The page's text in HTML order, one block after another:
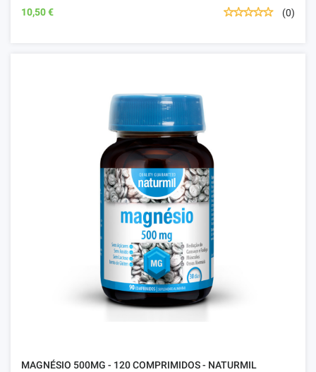
10,50 € (0)
MAGNÉSIO 500MG - 120 COMPRIMIDOS - NATURMIL